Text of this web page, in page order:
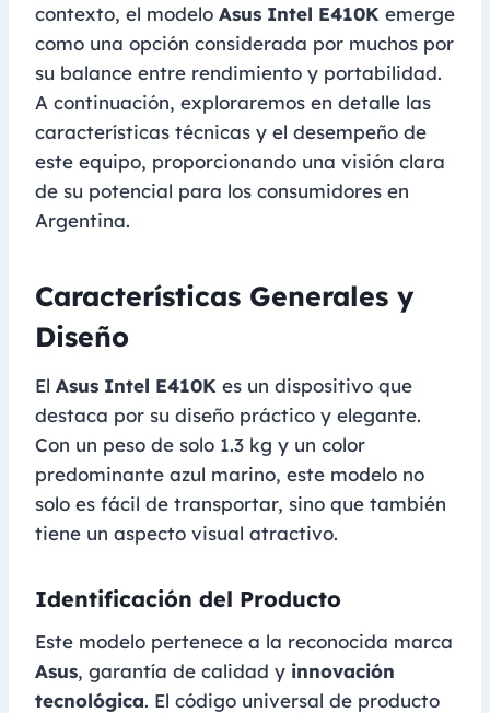
contexto, el modelo Asus Intel E410K emerge
como una opción considerada por muchos por
su balance entre rendimiento y portabilidad.
A continuación, exploraremos en detalle las
características técnicas y el desempeño de
este equipo, proporcionando una visión clara
de su potencial para los consumidores en
Argentina.
Características Generales y
Diseño
El Asus Intel E410K es un dispositivo que
destaca por su diseño práctico y elegante.
Con un peso de solo 1.3 kg y un color
predominante azul marino, este modelo no
solo es fácil de transportar, sino que también
tiene un aspecto visual atractivo.
Identificación del Producto
Este modelo pertenece a la reconocida marca
Asus, garantía de calidad y innovación
tecnológica. El código universal de producto